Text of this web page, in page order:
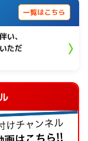
一覧はこちら
い、
ただ